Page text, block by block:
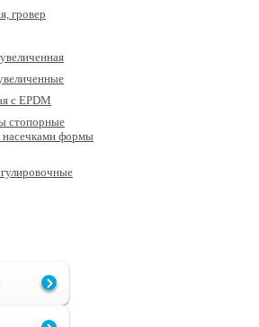
гровер
с EPDM
стопорные
насечками формы